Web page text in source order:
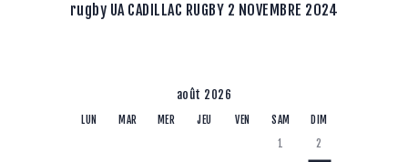
rugby UA CADILLAC RUGBY 2 NOVEMBRE 2024
août 2026
LUN MAR MER JEU VEN SAM
DIM
1
2